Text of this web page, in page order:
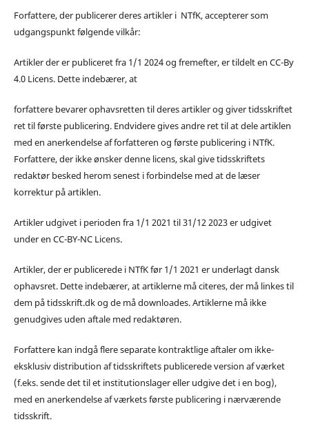
Forfattere, der publicerer deres artikler i NTfK, accepterer som
udgangspunkt følgende vilkår:
Artikler der er publiceret fra 1/1 2024 og fremefter, er tildelt en CC-By
4.0 Licens. Dette indebærer, at
forfattere bevarer ophavsretten til deres artikler og giver tidsskriftet
ret til første publicering. Endvidere gives andre ret til at dele artiklen
med en anerkendelse af forfatteren og første publicering i NTfK.
Forfattere, der ikke ønsker denne licens, skal give tidsskriftets
redaktør besked herom senest i forbindelse med at de læser
korrektur på artiklen.
Artikler udgivet i perioden fra 1/1 2021 til 31/12 2023 er udgivet
under en CC-BY-NC Licens.
Artikler, der er publicerede i NTfK før 1/1 2021 er underlagt dansk
ophavsret. Dette indebærer, at artiklerne må citeres, der må linkes til
dem på tidsskrift.dk og de må downloades. Artiklerne må ikke
genudgives uden aftale med redaktøren.
Forfattere kan indgå flere separate kontraktlige aftaler om ikke-
eksklusiv distribution af tidsskriftets publicerede version af værket
(f.eks. sende det til et institutionslager eller udgive det i en bog),
med en anerkendelse af værkets første publicering i nærværende
tidsskrift.